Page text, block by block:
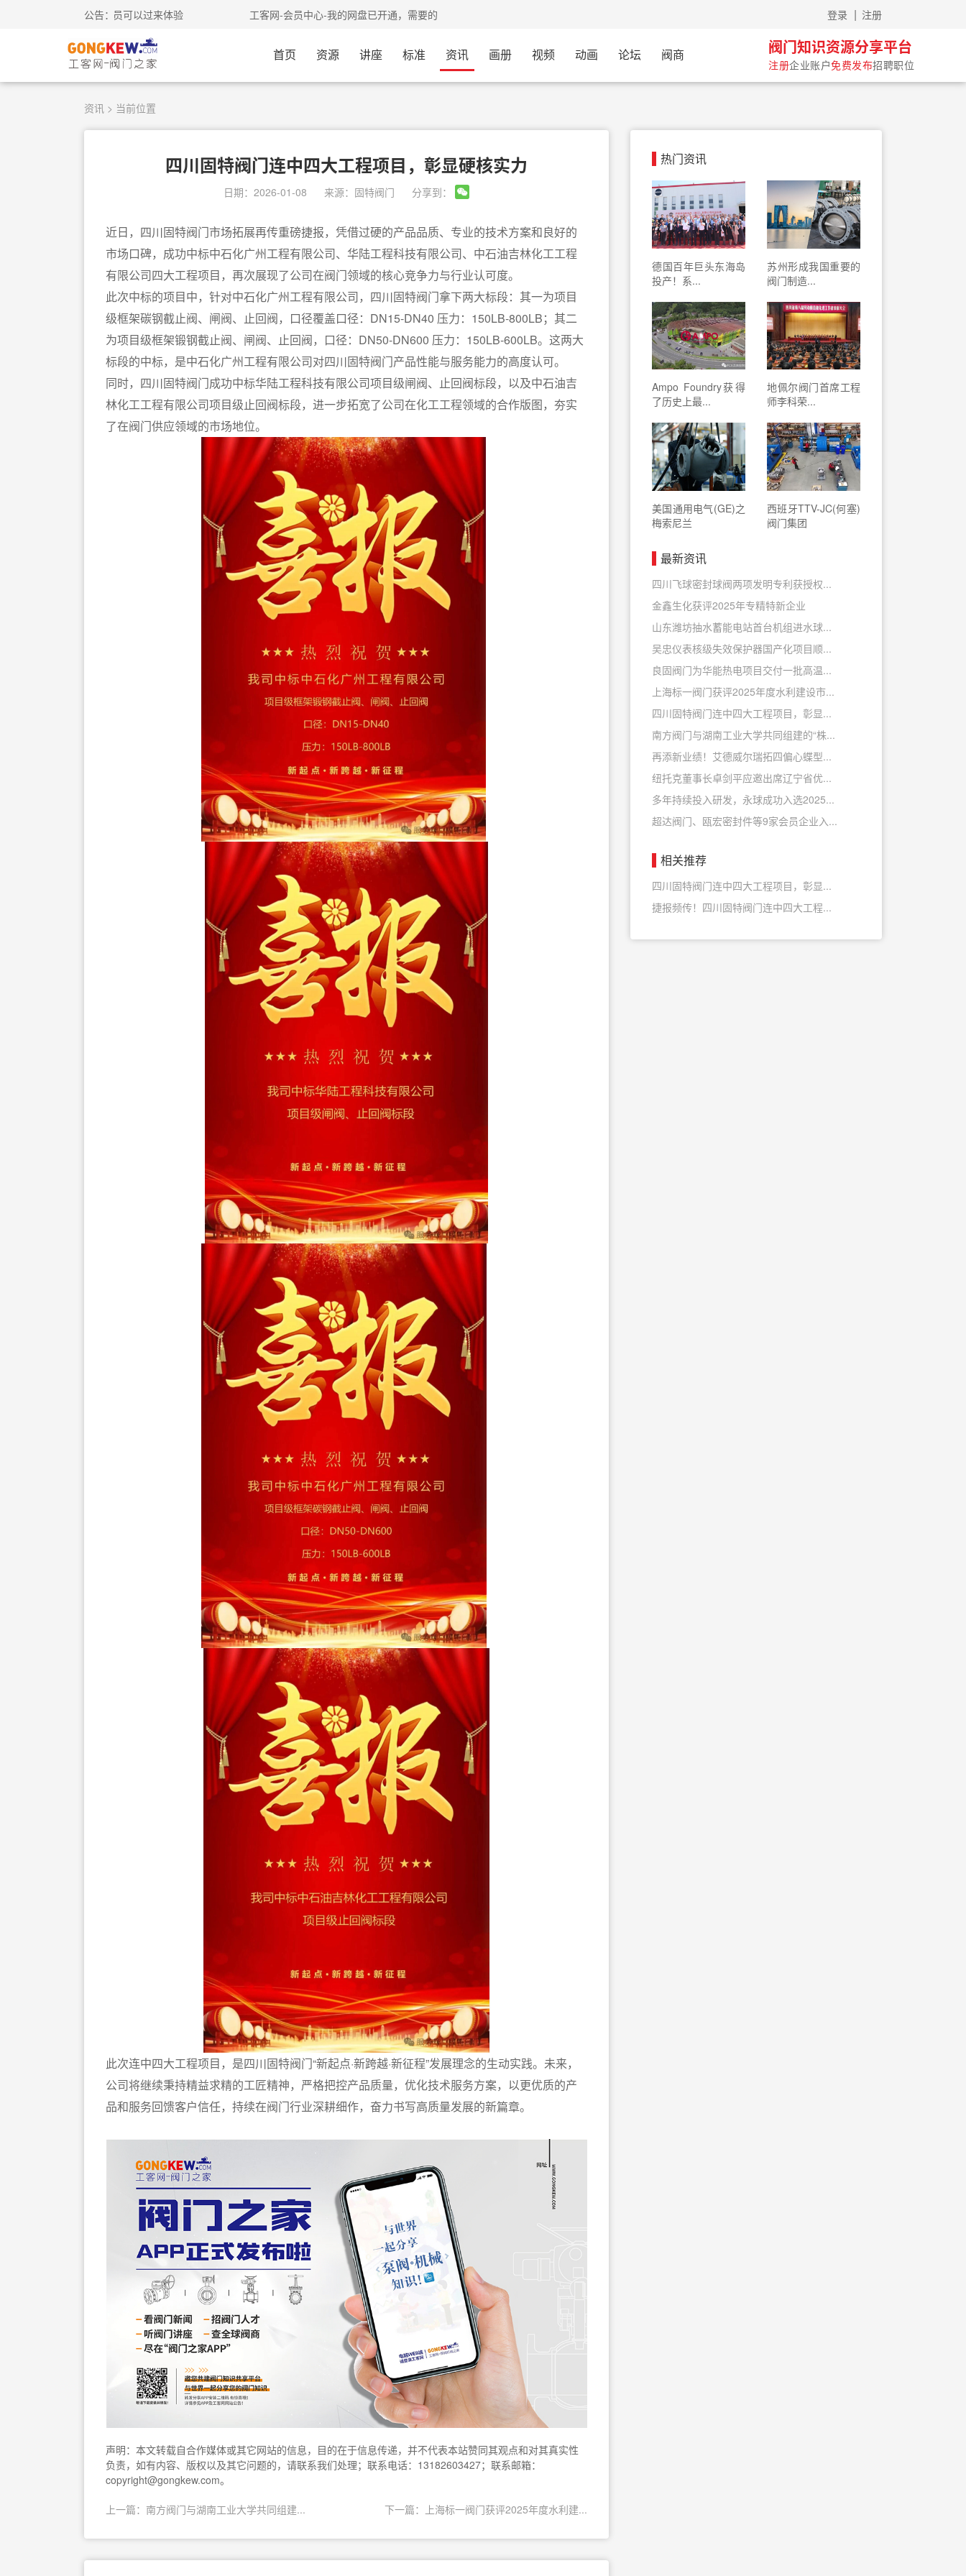
公告：
网盘已开通，需要的会员可以过来体验 工客网-会员中心-我的网盘已开通，需要的会员可以过来体验 登录 | 注册
首页 资源 讲座 标准 资讯 画册 视频 动画 论坛 阀商 阀门知识资源分享平台
注册企业账户免费发布招聘职位
资讯 > 当前位置
四川固特阀门连中四大工程项目，彰显硬核实力
日期：2026-01-08 来源： 固特阀门 分享到：
近日，四川固特阀门市场拓展再传重磅捷报，凭借过硬的产品品质、专业的技术方案和良好的
市场口碑，成功中标中石化广州工程有限公司、华陆工程科技有限公司、中石油吉林化工工程
有限公司四大工程项目，再次展现了公司在阀门领域的核心竞争力与行业认可度。
此次中标的项目中，针对中石化广州工程有限公司，四川固特阀门拿下两大标段：其一为项目
级框架碳钢截止阀、闸阀、止回阀，口径覆盖口径：DN15-DN40 压力：150LB-800LB；其二
为项目级框架锻钢截止阀、闸阀、止回阀，口径：DN50-DN600 压力：150LB-600LB。这两大
标段的中标，是中石化广州工程有限公司对四川固特阀门产品性能与服务能力的高度认可。
同时，四川固特阀门成功中标华陆工程科技有限公司项目级闸阀、止回阀标段，以及中石油吉
林化工工程有限公司项目级止回阀标段，进一步拓宽了公司在化工工程领域的合作版图，夯实
了在阀门供应领域的市场地位。
此次连中四大工程项目，是四川固特阀门“新起点·新跨越·新征程”发展理念的生动实践。未来，
公司将继续秉持精益求精的工匠精神，严格把控产品质量，优化技术服务方案，以更优质的产
品和服务回馈客户信任，持续在阀门行业深耕细作，奋力书写高质量发展的新篇章。
声明：本文转载自合作媒体或其它网站的信息，目的在于信息传递，并不代表本站赞同其观点和对其真实性
负责，如有内容、版权以及其它问题的，请联系我们处理；联系电话：13182603427；联系邮箱：
copyright@gongkew.com。
上一篇：南方阀门与湖南工业大学共同组建... 下一篇：上海标一阀门获评2025年度水利建...
热门资讯
德国百年巨头东海岛
投产！系...
苏州形成我国重要的
阀门制造...
Ampo Foundry获得
了历史上最...
地佩尔阀门首席工程
师李科荣...
美国通用电气(GE)之
梅索尼兰
西班牙TTV-JC(何塞)
阀门集团
最新资讯
四川飞球密封球阀两项发明专利获授权...
金鑫生化获评2025年专精特新企业
山东潍坊抽水蓄能电站首台机组进水球...
吴忠仪表核级失效保护器国产化项目顺...
良固阀门为华能热电项目交付一批高温...
上海标一阀门获评2025年度水利建设市...
四川固特阀门连中四大工程项目，彰显...
南方阀门与湖南工业大学共同组建的“株...
再添新业绩！艾德威尔瑞拓四偏心蝶型...
纽托克董事长卓剑平应邀出席辽宁省优...
多年持续投入研发，永球成功入选2025...
超达阀门、瓯宏密封件等9家会员企业入...
相关推荐
四川固特阀门连中四大工程项目，彰显...
捷报频传！四川固特阀门连中四大工程...